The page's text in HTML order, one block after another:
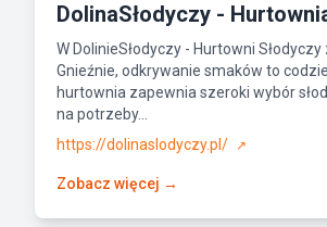
DolinaSłodyczy -
W DolinieSłodyczy - Hurtowni
Gnieźnie, odkrywanie smaków to
hurtownia zapewnia szeroki wybór
na potrzeby...
https://dolinaslodyczy.pl/
↗
Zobacz więcej →